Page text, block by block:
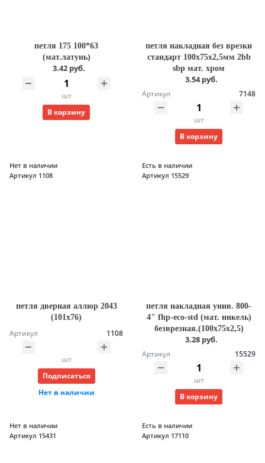
петля 175 100*63
(мат.латунь)
3.42 руб.
шт
В корзину
петля накладная без врезки
стандарт 100х75х2,5мм 2bb
sbp мат. хром
3.54 руб.
Артикул 7148
шт
В корзину
Нет в наличии
Артикул 1108
петля дверная аллюр 2043
(101х76)
Артикул 1108
шт
Подписаться
Нет в наличии
Есть в наличии
Артикул 15529
петля накладная унив. 800-
4" fhp-есо-std (мат. никель)
безврезная.(100х75х2,5)
3.28 руб.
Артикул 15529
шт
В корзину
Нет в наличии
Артикул 15431
Есть в наличии
Артикул 17110